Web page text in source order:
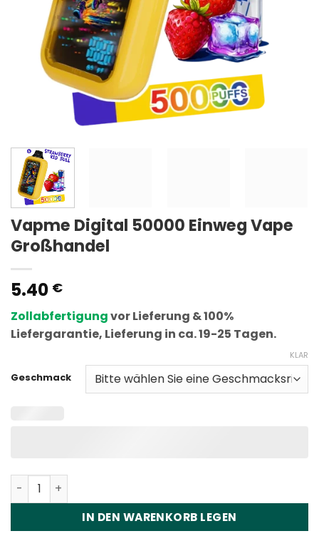
Vapme Digital 50000 Einweg Vape
Großhandel
5.40 €
Zollabfertigungvor Lieferung & 100%
Liefergarantie, Lieferung in ca. 19-25 Tagen.
Geschmack
KLAR
Vapme Digital 50000 Disposable Vape Wholesale Menge
IN DEN WARENKORB LEGEN